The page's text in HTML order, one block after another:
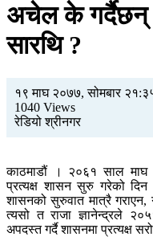
अचेल के गर्दैछन्
सारथि ?
१९ माघ २०७७, सोमबार
1040 Views
रेडियो श्रीनगर
काठमाडौं । २०६१ साल माघ
प्रत्यक्ष शासन सुरु गरेको
शासनको सुरुवात मात्रै गराएन,
त्यसो त राजा ज्ञानेन्द्रले
अपदस्त गर्दै शासनमा प्रत्यक्ष